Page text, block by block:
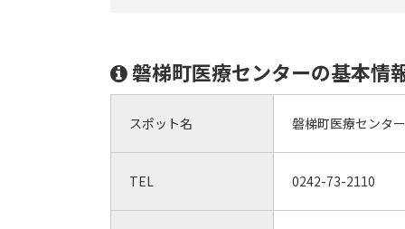
磐梯町医療センターの基本情
スポット名 磐梯町医療センター
TEL 0242-73-2110